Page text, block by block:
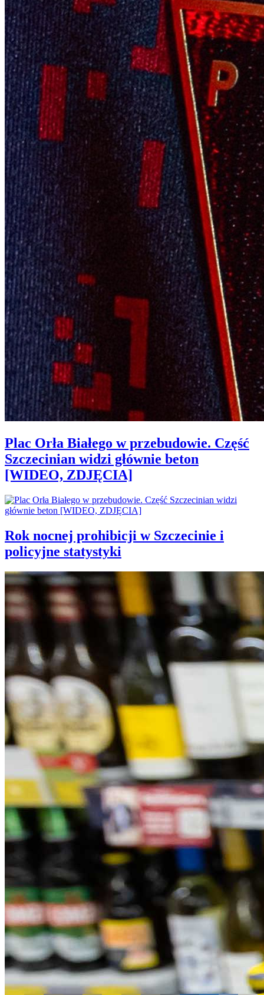
Plac Orła Białego w przebudowie. Część
Szczecinian widzi głównie beton
[WIDEO, ZDJĘCIA]
Rok nocnej prohibicji w Szczecinie i
policyjne statystyki